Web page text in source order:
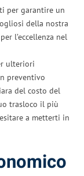
per garantire un
della nostra
l’eccellenza nel
ulteriori
preventivo
del costo del
trasloco il più
a metterti in